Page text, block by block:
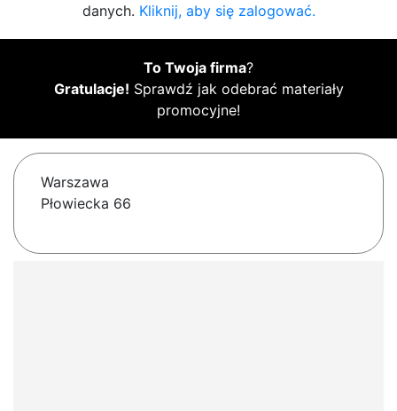
danych. Kliknij, aby się zalogować.
To Twoja firma?
Gratulacje! Sprawdź jak odebrać materiały
promocyjne!
Warszawa
Płowiecka 66